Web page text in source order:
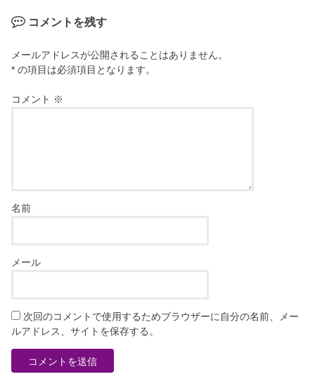
コメントを残す
メールアドレスが公開されることはありません。
* の項目は必須項目となります。
コメント ※
名前
メール
次回のコメントで使用するためブラウザーに自分の名前、メー
ルアドレス、サイトを保存する。